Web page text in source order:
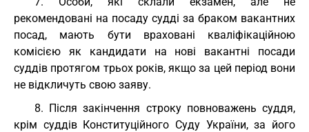
рекомендовані на посаду судді за браком вакантних
посад, мають бути враховані кваліфікаційною
комісією як кандидати на нові вакантні посади
суддів протягом трьох років, якщо за цей період вони
не відкличуть свою заяву.
8. Після закінчення строку повноважень суддя,
крім суддів Конституційного Суду України, за його